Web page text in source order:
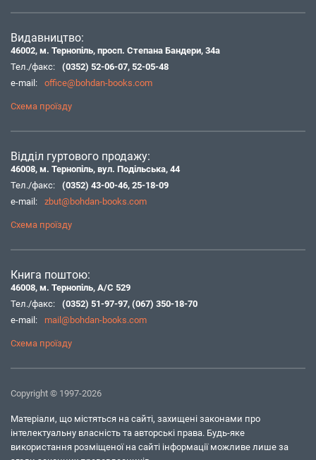
Видавництво:
46002, м. Тернопіль, просп. Степана Бандери, 34а
Тел./факс:
(0352) 52-06-07, 52-05-48
e-mail:
office@bohdan-books.com
Схема проїзду
Відділ гуртового продажу:
46008, м. Тернопіль, вул. Подільська, 44
Тел./факс:
(0352) 43-00-46, 25-18-09
e-mail:
zbut@bohdan-books.com
Схема проїзду
Книга поштою:
46008, м. Тернопіль, А/С 529
Тел./факс:
(0352) 51-97-97, (067) 350-18-70
e-mail:
mail@bohdan-books.com
Схема проїзду
Copyright © 1997-2026
Матеріали, що містяться на сайті, захищені законами про
інтелектуальну власність та авторські права. Будь-яке
використання розміщеної на сайті інформації можливе лише за